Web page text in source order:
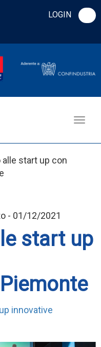
LOGIN
start up con
- 01/12/2021
start up
innovative